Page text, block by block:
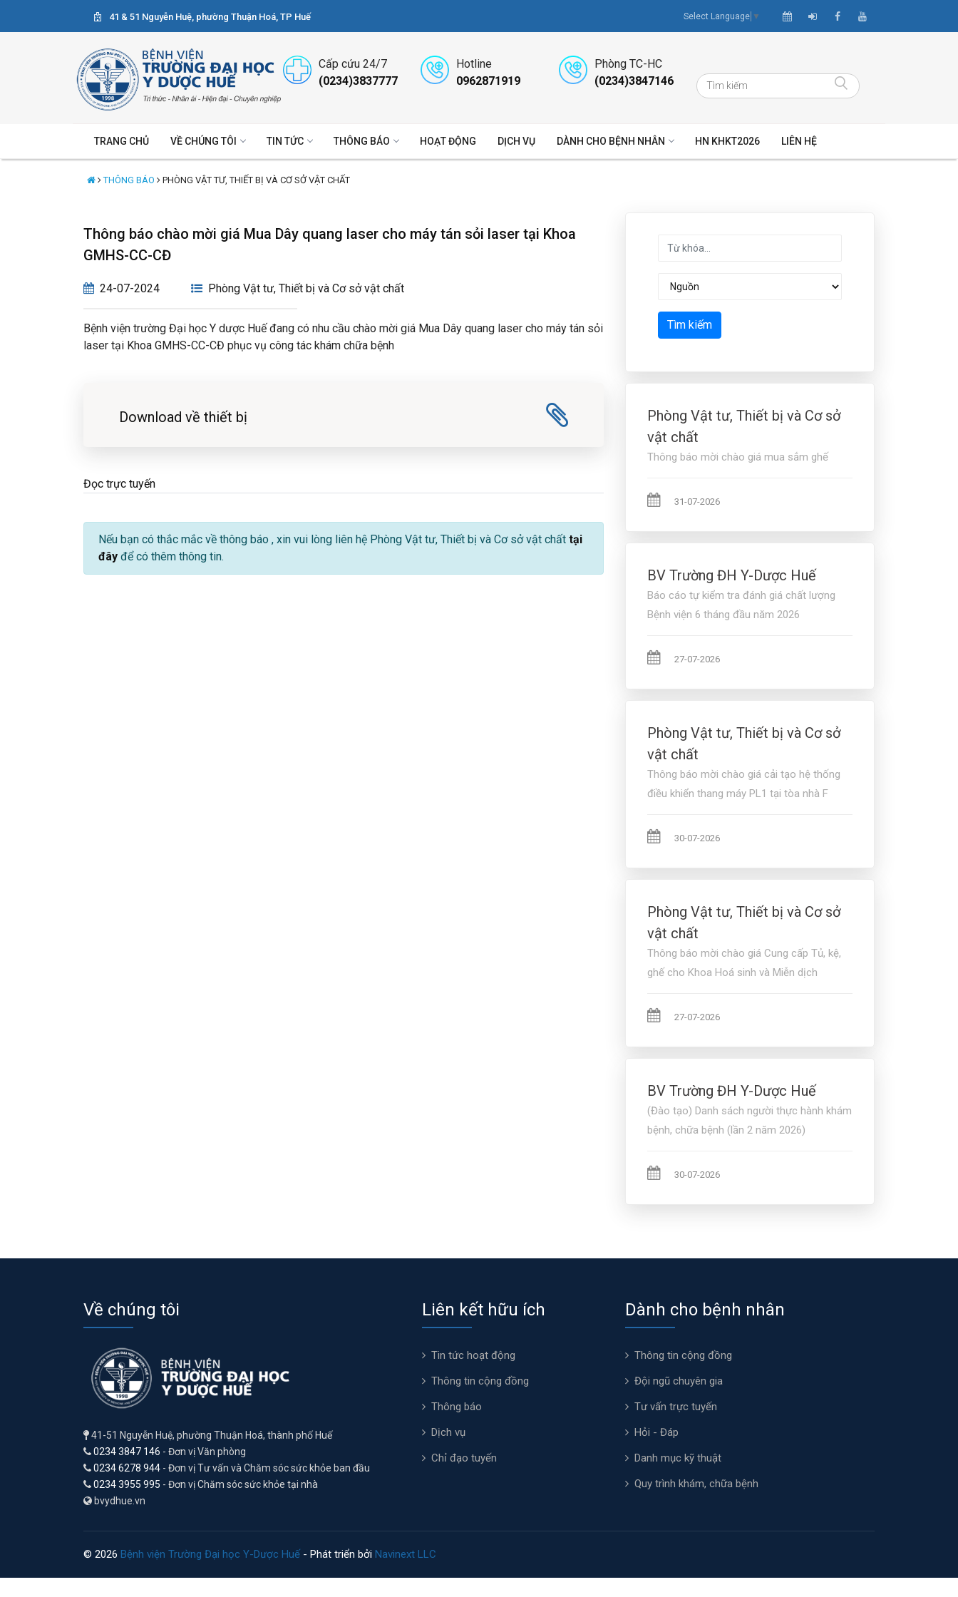
41 & 51 Nguyễn Huệ, phường Thuận Hoá, TP Huế Select Language ▼
Cấp cứu 24/7
(0234)3837777
Hotline
0962871919
Phòng TC-HC
(0234)3847146
TRANG CHỦ VỀ CHÚNG TÔI TIN TỨC THÔNG BÁO HOẠT ĐỘNG DỊCH VỤ DÀNH CHO BỆNH NHÂN HN KHKT2026 LIÊN HỆ
THÔNG BÁO PHÒNG VẬT TƯ, THIẾT BỊ VÀ CƠ SỞ VẬT CHẤT
Thông báo chào mời giá Mua Dây quang laser cho máy tán sỏi laser tại Khoa
GMHS-CC-CĐ
24-07-2024 Phòng Vật tư, Thiết bị và Cơ sở vật chất
Bệnh viện trường Đại học Y dược Huế đang có nhu cầu chào mời giá Mua Dây quang laser cho máy tán sỏi
laser tại Khoa GMHS-CC-CĐ phục vụ công tác khám chữa bệnh
Download về thiết bị
Đọc trực tuyến
Nếu bạn có thắc mắc về thông báo , xin vui lòng liên hệ Phòng Vật tư, Thiết bị và Cơ sở vật chất tại
đây để có thêm thông tin.
Tìm kiếm
Phòng Vật tư, Thiết bị và Cơ sở
vật chất
Thông báo mời chào giá mua sắm ghế
31-07-2026
BV Trường ĐH Y-Dược Huế
Báo cáo tự kiểm tra đánh giá chất lượng
Bệnh viện 6 tháng đầu năm 2026
27-07-2026
Phòng Vật tư, Thiết bị và Cơ sở
vật chất
Thông báo mời chào giá cải tạo hệ thống
điều khiển thang máy PL1 tại tòa nhà F
30-07-2026
Phòng Vật tư, Thiết bị và Cơ sở
vật chất
Thông báo mời chào giá Cung cấp Tủ, kệ,
ghế cho Khoa Hoá sinh và Miễn dịch
27-07-2026
BV Trường ĐH Y-Dược Huế
(Đào tạo) Danh sách người thực hành khám
bệnh, chữa bệnh (lần 2 năm 2026)
30-07-2026
Về chúng tôi
41-51 Nguyễn Huệ, phường Thuận Hoá, thành phố Huế
0234 3847 146 - Đơn vị Văn phòng
0234 6278 944 - Đơn vị Tư vấn và Chăm sóc sức khỏe ban đầu
0234 3955 995 - Đơn vị Chăm sóc sức khỏe tại nhà
bvydhue.vn
Liên kết hữu ích
Tin tức hoạt động
Thông tin cộng đồng
Thông báo
Dịch vụ
Chỉ đạo tuyến
Dành cho bệnh nhân
Thông tin cộng đồng
Đội ngũ chuyên gia
Tư vấn trực tuyến
Hỏi - Đáp
Danh mục kỹ thuật
Quy trình khám, chữa bệnh
© 2026 Bệnh viện Trường Đại học Y-Dược Huế - Phát triển bởi Navinext LLC